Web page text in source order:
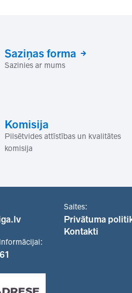
Saziņas forma
Sazinies ar mums
Komisija
Pilsētvides attīstības un kvalitātes
komisija
Saites:
Privātuma
Kontakti